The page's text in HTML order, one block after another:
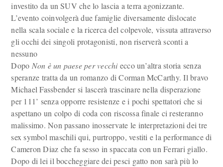
investito da un SUV che lo lascia a terra agonizzante.
L’evento coinvolgerà due famiglie diversamente dislocate
nella scala sociale e la ricerca del colpevole, vissuta attraverso
gli occhi dei singoli protagonisti, non riserverà sconti a
nessuno
Dopo Non è un paese per vecchiecco un’altra storia senza
speranze tratta da un romanzo di Corman McCarthy. Il bravo
Michael Fassbender si lascerà trascinare nella disperazione
per 111’ senza opporre resistenze e i pochi spettatori che si
aspettano un colpo di coda con riscossa finale ci resteranno
malissimo. Non passano inosservate le interpretazioni dei tre
sex symbol maschili qui, purtroppo, vestiti e la performance di
Cameron Diaz che fa sesso in spaccata con un Ferrari giallo.
Dopo di lei il boccheggiare dei pesci gatto non sarà più lo